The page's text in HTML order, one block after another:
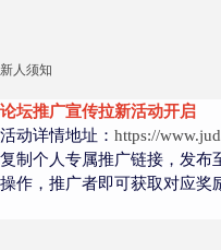
新人须知
论坛推广宣传拉新活动开启
活动详情地址： https://
复制个人专属推广链接，发布
操作，推广者即可获取对应奖